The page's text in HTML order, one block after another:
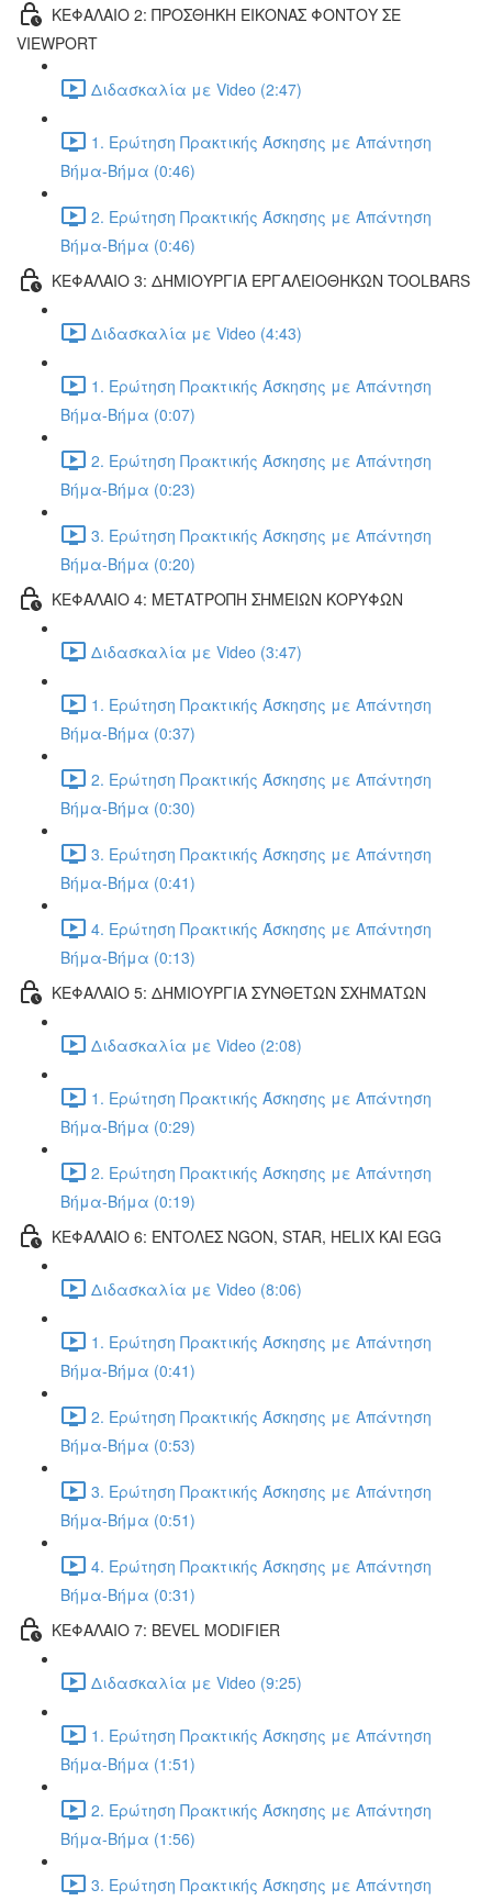
ΚΕΦΑΛΑΙΟ 2: ΠΡΟΣΘΗΚΗ ΕΙΚΟΝΑΣ ΦΟΝΤΟΥ ΣΕ
VIEWPORT
Διδασκαλία με Video (2:47)
1. Ερώτηση Πρακτικής Άσκησης με Απάντηση
Βήμα-Βήμα (0:46)
2. Ερώτηση Πρακτικής Άσκησης με Απάντηση
Βήμα-Βήμα (0:46)
ΚΕΦΑΛΑΙΟ 3: ΔΗΜΙΟΥΡΓΙΑ ΕΡΓΑΛΕΙΟΘΗΚΩΝ TOOLBARS
Διδασκαλία με Video (4:43)
1. Ερώτηση Πρακτικής Άσκησης με Απάντηση
Βήμα-Βήμα (0:07)
2. Ερώτηση Πρακτικής Άσκησης με Απάντηση
Βήμα-Βήμα (0:23)
3. Ερώτηση Πρακτικής Άσκησης με Απάντηση
Βήμα-Βήμα (0:20)
ΚΕΦΑΛΑΙΟ 4: ΜΕΤΑΤΡΟΠΗ ΣΗΜΕΙΩΝ ΚΟΡΥΦΩΝ
Διδασκαλία με Video (3:47)
1. Ερώτηση Πρακτικής Άσκησης με Απάντηση
Βήμα-Βήμα (0:37)
2. Ερώτηση Πρακτικής Άσκησης με Απάντηση
Βήμα-Βήμα (0:30)
3. Ερώτηση Πρακτικής Άσκησης με Απάντηση
Βήμα-Βήμα (0:41)
4. Ερώτηση Πρακτικής Άσκησης με Απάντηση
Βήμα-Βήμα (0:13)
ΚΕΦΑΛΑΙΟ 5: ΔΗΜΙΟΥΡΓΙΑ ΣΥΝΘΕΤΩΝ ΣΧΗΜΑΤΩΝ
Διδασκαλία με Video (2:08)
1. Ερώτηση Πρακτικής Άσκησης με Απάντηση
Βήμα-Βήμα (0:29)
2. Ερώτηση Πρακτικής Άσκησης με Απάντηση
Βήμα-Βήμα (0:19)
ΚΕΦΑΛΑΙΟ 6: ΕΝΤΟΛΕΣ NGON, STAR, HELIX ΚΑΙ EGG
Διδασκαλία με Video (8:06)
1. Ερώτηση Πρακτικής Άσκησης με Απάντηση
Βήμα-Βήμα (0:41)
2. Ερώτηση Πρακτικής Άσκησης με Απάντηση
Βήμα-Βήμα (0:53)
3. Ερώτηση Πρακτικής Άσκησης με Απάντηση
Βήμα-Βήμα (0:51)
4. Ερώτηση Πρακτικής Άσκησης με Απάντηση
Βήμα-Βήμα (0:31)
ΚΕΦΑΛΑΙΟ 7: BEVEL MODIFIER
Διδασκαλία με Video (9:25)
1. Ερώτηση Πρακτικής Άσκησης με Απάντηση
Βήμα-Βήμα (1:51)
2. Ερώτηση Πρακτικής Άσκησης με Απάντηση
Βήμα-Βήμα (1:56)
3. Ερώτηση Πρακτικής Άσκησης με Απάντηση